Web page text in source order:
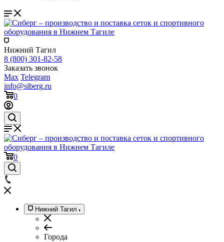
Нижний Тагил
8 (800) 301-82-58
Заказать звонок
Max Telegram
info@siberg.ru
0
0
Нижний Тагил
Города